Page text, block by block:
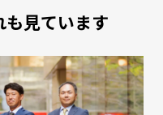
も見ています